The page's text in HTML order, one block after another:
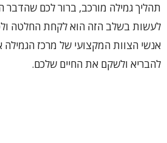
תהליך גמילה מורכב, ברור לכם שהדבר
לעשות בשלב הזה הוא לקחת החלטה
אנשי הצוות המקצועי של מרכז
להבריא ולשקם את החיים שלכם.